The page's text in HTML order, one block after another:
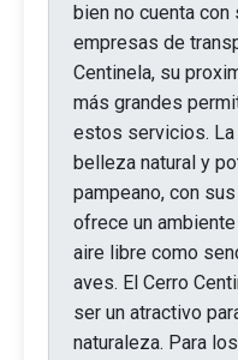
bien no cuenta
empresas de
Centinela, su
más grandes
estos servicios.
belleza natural y
pampeano, con
ofrece un
aire libre como
aves. El Cerro
ser un atractivo
naturaleza. Para